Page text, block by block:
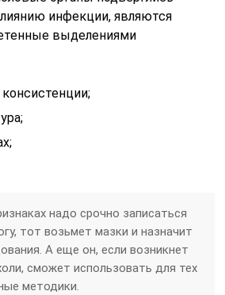
инфекции, являются
выделениями
надо срочно записаться
тот возьмет мазки и назначит
А еще он, если возникнет
сможет использовать для тех
методики.